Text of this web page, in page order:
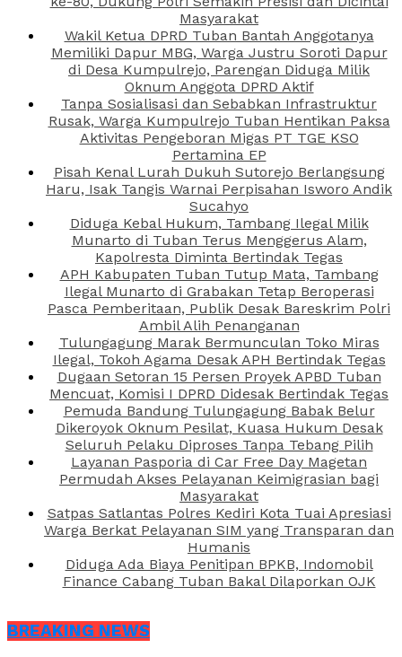
Masyarakat
Wakil Ketua DPRD Tuban Bantah Anggotanya
Memiliki Dapur MBG, Warga Justru Soroti Dapur
di Desa Kumpulrejo, Parengan Diduga Milik
Oknum Anggota DPRD Aktif
Tanpa Sosialisasi dan Sebabkan Infrastruktur
Rusak, Warga Kumpulrejo Tuban Hentikan Paksa
Aktivitas Pengeboran Migas PT TGE KSO
Pertamina EP
Pisah Kenal Lurah Dukuh Sutorejo Berlangsung
Haru, Isak Tangis Warnai Perpisahan Isworo Andik
Sucahyo
Diduga Kebal Hukum, Tambang Ilegal Milik
Munarto di Tuban Terus Menggerus Alam,
Kapolresta Diminta Bertindak Tegas
APH Kabupaten Tuban Tutup Mata, Tambang
Ilegal Munarto di Grabakan Tetap Beroperasi
Pasca Pemberitaan, Publik Desak Bareskrim Polri
Ambil Alih Penanganan
Tulungagung Marak Bermunculan Toko Miras
Ilegal, Tokoh Agama Desak APH Bertindak Tegas
Dugaan Setoran 15 Persen Proyek APBD Tuban
Mencuat, Komisi I DPRD Didesak Bertindak Tegas
Pemuda Bandung Tulungagung Babak Belur
Dikeroyok Oknum Pesilat, Kuasa Hukum Desak
Seluruh Pelaku Diproses Tanpa Tebang Pilih
Layanan Pasporia di Car Free Day Magetan
Permudah Akses Pelayanan Keimigrasian bagi
Masyarakat
Satpas Satlantas Polres Kediri Kota Tuai Apresiasi
Warga Berkat Pelayanan SIM yang Transparan dan
Humanis
Diduga Ada Biaya Penitipan BPKB, Indomobil
Finance Cabang Tuban Bakal Dilaporkan OJK
BREAKING NEWS